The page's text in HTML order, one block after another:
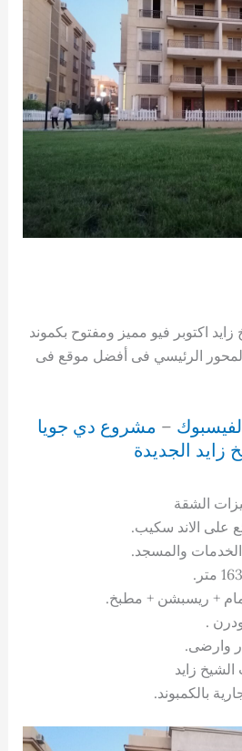
اكتوبر فيو مميز ومفتوح بكموند
المحور الرئيسي فى أفضل موقع فى
– مشروع دي جويا
زايد الجديدة
الشقة
على الاند سكيب.
والمسجد.
.
زايد
بالكمبوند.